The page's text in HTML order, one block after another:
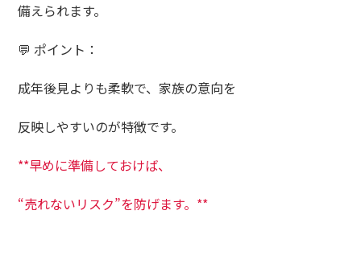
備えられます。
💬 ポイント：
成年後見よりも柔軟で、家族の意向を
反映しやすいのが特徴です。
**早めに準備しておけば、
“売れないリスク”を防げます。**